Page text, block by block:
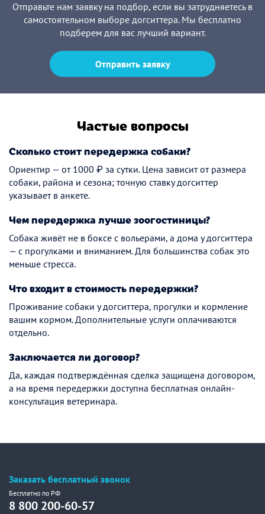
Отправьте нам заявку на подбор, если вы затрудняетесь в
самостоятельном выборе догситтера. Мы бесплатно
подберем для вас лучший вариант.
Отправить заявку
Частые вопросы
Сколько стоит передержка собаки?
Ориентир — от 1000 ₽ за сутки. Цена зависит от размера
собаки, района и сезона; точную ставку догситтер
указывает в анкете.
Чем передержка лучше зоогостиницы?
Собака живёт не в боксе с вольерами, а дома у догситтера
— с прогулками и вниманием. Для большинства собак это
меньше стресса.
Что входит в стоимость передержки?
Проживание собаки у догситтера, прогулки и кормление
вашим кормом. Дополнительные услуги оплачиваются
отдельно.
Заключается ли договор?
Да, каждая подтверждённая сделка защищена договором,
а на время передержки доступна бесплатная онлайн-
консультация ветеринара.
Заказать бесплатный звонок
Бесплатно по РФ
8 800 200-60-57